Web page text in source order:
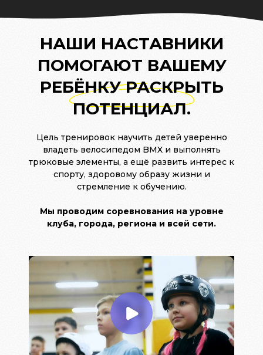
НАШИ НАСТАВНИКИ
ПОМОГАЮТ ВАШЕМУ
РЕБЁНКУ РАСКРЫТЬ
ПОТЕНЦИАЛ.
Цель тренировок научить детей уверенно
владеть велосипедом BMX и выполнять
трюковые элементы, а ещё развить интерес к
спорту, здоровому образу жизни и
стремление к обучению.
Мы проводим соревнования на уровне
клуба, города, региона и всей сети.